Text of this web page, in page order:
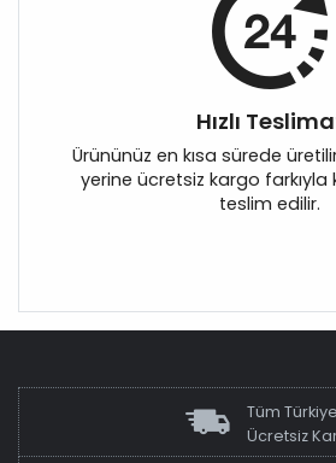
Hızlı
Ürününüz en kısa sürede
yerine ücretsiz kargo farkıyla
teslim edilir.
Tüm
Ücretsiz